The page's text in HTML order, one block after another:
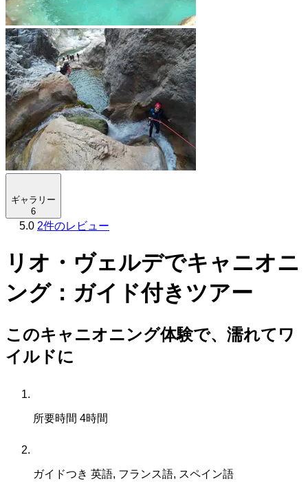
ギャラリー
6
5.0 2件のレビュー
リオ・ヴェルデでキャニオニ
ング：ガイド付きツアー
このキャニオニング体験で、濡れてワ
イルドに
所要時間 4時間
ガイドつき 英語, フランス語, スペイン語